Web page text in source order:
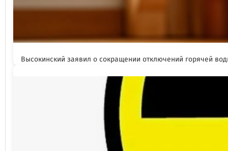
Высокинский заявил о сокращении отключений горячей